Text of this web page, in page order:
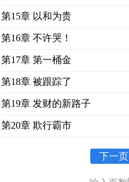
第15章 以和为贵
第16章 不许哭！
第17章 第一桶金
第18章 被跟踪了
第19章 发财的新路子
第20章 欺行霸市
下一页